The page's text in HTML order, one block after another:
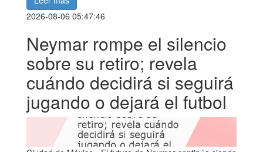
2026-08-06 05:47:46
Neymar rompe el silencio
sobre su retiro; revela
cuándo decidirá si seguirá
jugando o dejará el futbol